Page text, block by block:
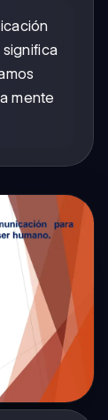
mente